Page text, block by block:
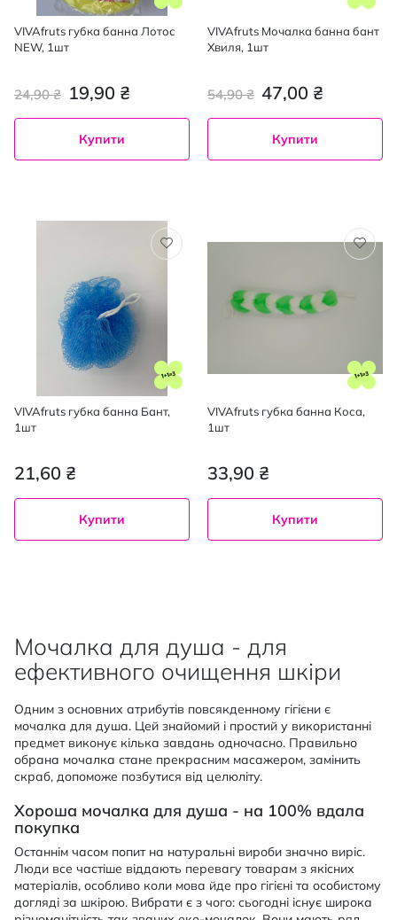
VIVAfruts губка банна Лотос
NEW, 1шт
19,90 ₴
24,90 ₴
Купити
VIVAfruts Мочалка банна бант
Хвиля, 1шт
47,00 ₴
54,90 ₴
Купити
VIVAfruts губка банна Бант,
1шт
21,60 ₴
Купити
VIVAfruts губка банна Коса,
1шт
33,90 ₴
Купити
Мочалка для душа - для
ефективного очищення шкіри
Одним з основних атрибутів повсякденному гігієни є
мочалка для душа. Цей знайомий і простий у використанні
предмет виконує кілька завдань одночасно. Правильно
обрана мочалка стане прекрасним масажером, замінить
скраб, допоможе позбутися від целюліту.
Хороша мочалка для душа - на 100% вдала
покупка
Останнім часом попит на натуральні вироби значно виріс.
Люди все частіше віддають перевагу товарам з якісних
матеріалів, особливо коли мова йде про гігієні та особистому
догляді за шкірою. Вибрати є з чого: сьогодні існує широка